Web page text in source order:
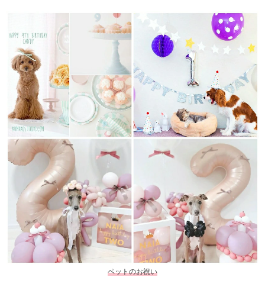
ペットのお祝い